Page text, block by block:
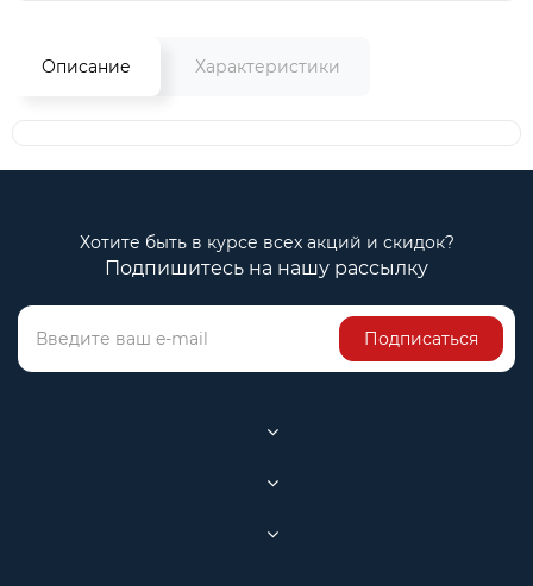
Описание Характеристики
Хотите быть в курсе всех акций и скидок?
Подпишитесь на нашу рассылку
Подписаться